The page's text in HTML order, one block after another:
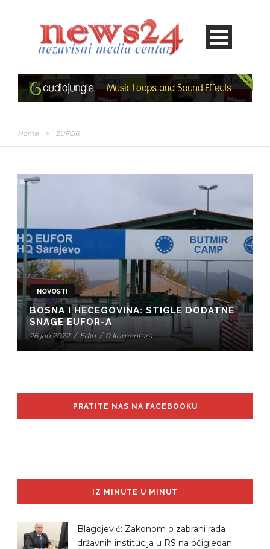
Home > EUFOR
NOVOSTI
BOSNA I HECEGOVINA: STIGLE DODATNE
SNAGE EUFOR-A
26 jan 2022 / Edin / 0 komentara
PRATITE NAS NA FACEBOOKU
IZ MINUTE U MINUT
Blagojević: Zakonom o zabrani rada
državnih institucija u RS na očigledan